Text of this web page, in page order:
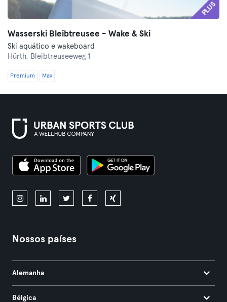
PLUS
Wasserski Bleibtreusee - Wake & Ski
Ski aquático e wakeboard
Hürth, Bleibtreuseeweg 1
Premium Max
Nossos países
Alemanha
Bélgica